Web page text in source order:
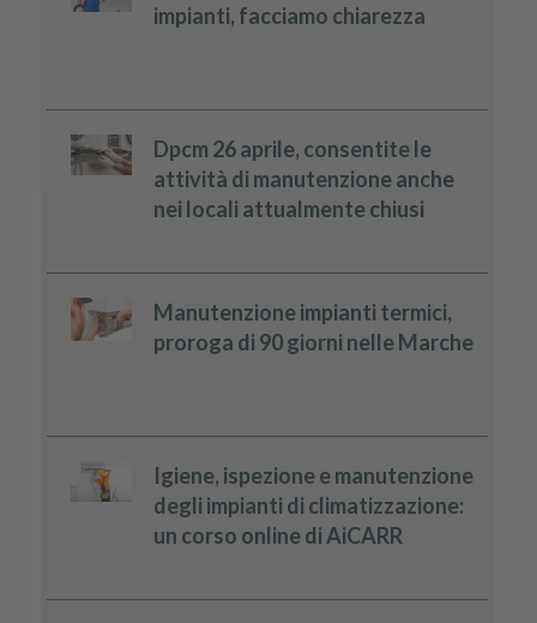
impianti, facciamo chiarezza
Dpcm 26 aprile, consentite le
attività di manutenzione anche
nei locali attualmente chiusi
Manutenzione impianti termici,
proroga di 90 giorni nelle Marche
Igiene, ispezione e manutenzione
degli impianti di climatizzazione:
un corso online di AiCARR